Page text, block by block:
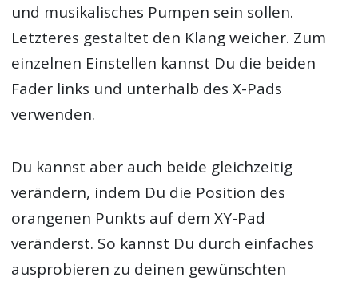
und musikalisches Pumpen sein sollen.
Letzteres gestaltet den Klang weicher. Zum
einzelnen Einstellen kannst Du die beiden
Fader links und unterhalb des X-Pads
verwenden.
Du kannst aber auch beide gleichzeitig
verändern, indem Du die Position des
orangenen Punkts auf dem XY-Pad
veränderst. So kannst Du durch einfaches
ausprobieren zu deinen gewünschten